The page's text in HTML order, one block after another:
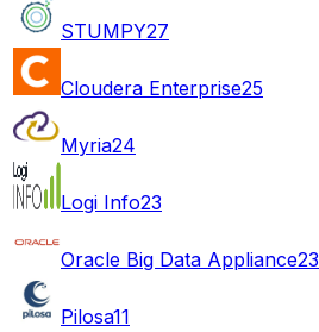
STUMPY27
Cloudera Enterprise25
Myria24
Logi Info23
Oracle Big Data Appliance23
Pilosa11